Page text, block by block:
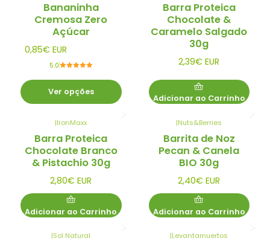
Bananinha
Cremosa Zero
Açúcar
0,85€ EUR
5.0
Ver opções
Barra Proteica
Chocolate &
Caramelo Salgado
30g
2,39€ EUR
Adicionar ao Carrinho
|IronMaxx
Barra Proteica
Chocolate Branco
& Pistachio 30g
2,80€ EUR
Adicionar ao Carrinho
|Nuts&Berries
Barrita de Noz
Pecan & Canela
BIO 30g
2,40€ EUR
Adicionar ao Carrinho
|Sol Natural |Levantamuertos